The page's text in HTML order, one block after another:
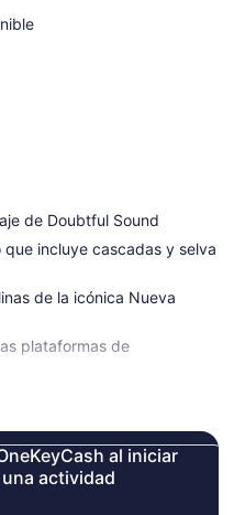
de Doubtful Sound
incluye cascadas y selva
de la icónica Nueva
plataformas de
al iniciar
actividad